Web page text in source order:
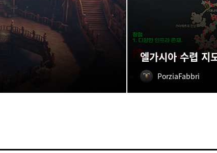
엘가시아 수렵 지
PorziaFabbri